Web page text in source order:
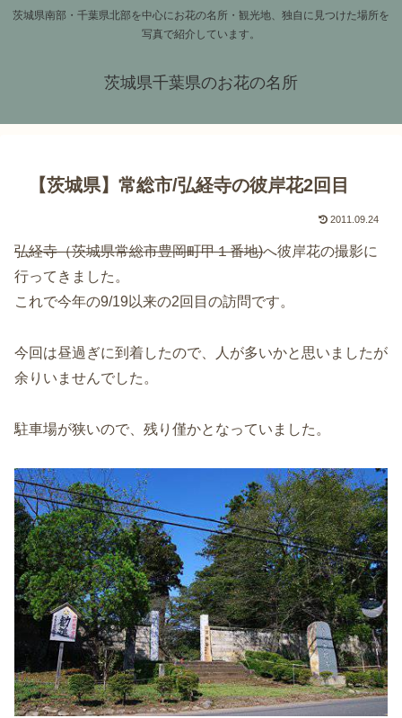
茨城県南部・千葉県北部を中心にお花の名所・観光地、独自に見つけた場所を
写真で紹介しています。
茨城県千葉県のお花の名所
【茨城県】常総市/弘経寺の彼岸花2回目
2011.09.24
弘経寺（茨城県常総市豊岡町甲１番地)へ彼岸花の撮影に
行ってきました。
これで今年の9/19以来の2回目の訪問です。
今回は昼過ぎに到着したので、人が多いかと思いましたが
余りいませんでした。
駐車場が狭いので、残り僅かとなっていました。